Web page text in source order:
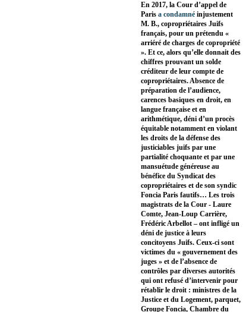
En 2017, la Cour d’appel de
Paris a condamné injustement
M. B., copropriétaires Juifs
français, pour un prétendu «
arriéré de charges de copropriété
». Et ce, alors qu’elle donnait des
chiffres prouvant un solde
créditeur de leur compte de
copropriétaires. Absence de
préparation de l’audience,
carences basiques en droit, en
langue française et en
arithmétique, déni d’un procès
équitable notamment en violant
les droits de la défense des
justiciables juifs par une
partialité choquante et par une
mansuétude généreuse au
bénéfice du Syndicat des
copropriétaires et de son syndic
Foncia Paris fautifs… Les trois
magistrats de la Cour - Laure
Comte, Jean-Loup Carrière,
Frédéric Arbellot – ont infligé un
déni de justice à leurs
concitoyens Juifs. Ceux-ci sont
victimes du « gouvernement des
juges » et de l’absence de
contrôles par diverses autorités
qui ont refusé d’intervenir pour
rétablir le droit : ministres de la
Justice et du Logement, parquet,
Groupe Foncia, Chambre du